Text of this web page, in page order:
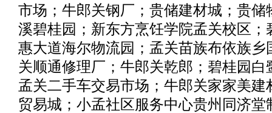
市场；牛郎关钢厂；贵储建材城；贵储
溪碧桂园；新东方烹饪学院孟关校区；
惠大道海尔物流园；孟关苗族布依族乡
关顺通修理厂；牛郎关乾郎；碧桂园白
孟关二手车交易市场；牛郎关家家美建
贸易城；小孟社区服务中心贵州同济堂